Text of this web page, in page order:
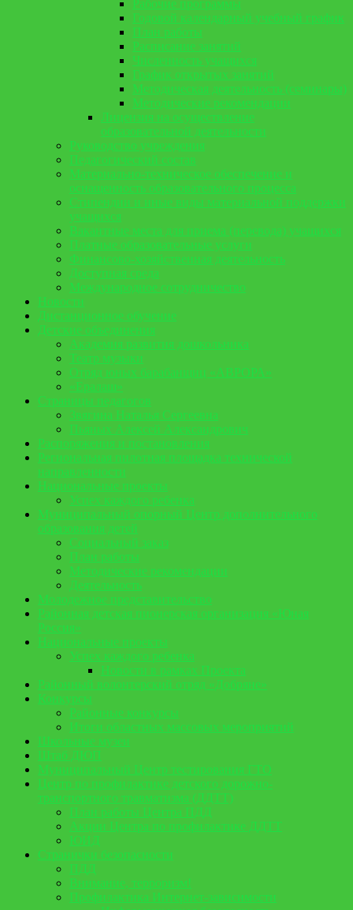
Рабочие программы
Годовой календарный учебный график
План работы
Расписание занятий
Численность учащихся
График открытых занятий
Методическая деятельность (семинары)
Методические рекомендации
Лицензия на осуществление
образовательной деятельности
Руководство учреждения
Педагогический состав
Материально-техническое обеспечение и
оснащенность образовательного процесса
Стипендии и иные виды материальной поддержки
учащихся
Вакантные места для приема (перевода) учащихся
Платные образовательные услуги
Финансово-хозяйственная деятельность
Доступная среда
Международное сотрудничество
Новости
Дистанционное обучение
Детские объединения
Академия развития дошкольника
Театр музыки
Отряд юных барабанщиц «АВРОРА»
«Ералаш»
Страницы педагогов
Звягина Наталья Сергеевна
Пьяных Алексей Александрович
Распоряжения и постановления
Региональная пилотная площадка технической
направленности
Национальные проекты
Успех каждого ребенка
Муниципальный опорный Центр дополнительного
образования детей
Социальный заказ
План работы
Методические рекомендации
Деятельность
Молодежное представительство
Районная детская пионерская организация «Юная
Россия»
Национальные проекты
Успех каждого ребенка
Новости в рамках Проекта
Районный волонтерский отряд «Добряне»
Конкурсы
Районные конкурсы
Итоги областных массовых мероприятий
Школьные музеи
Штаб ДЮП
Муниципальный Центр тестирования ГТО
Центр по профилактике детского дорожно-
транспортного травматизма (ДДТТ)
План работы Центра ПДД
Акции Центра по профилактике ДДТТ
ЮИД
Странички безопасности
ПДД
Внимание, терроризм!
Профилактика Интернет-зависимости